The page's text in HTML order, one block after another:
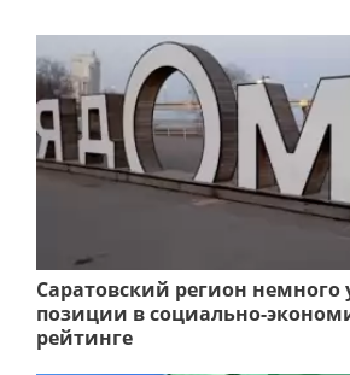
Саратовский регион
позиции в социально-
рейтинге